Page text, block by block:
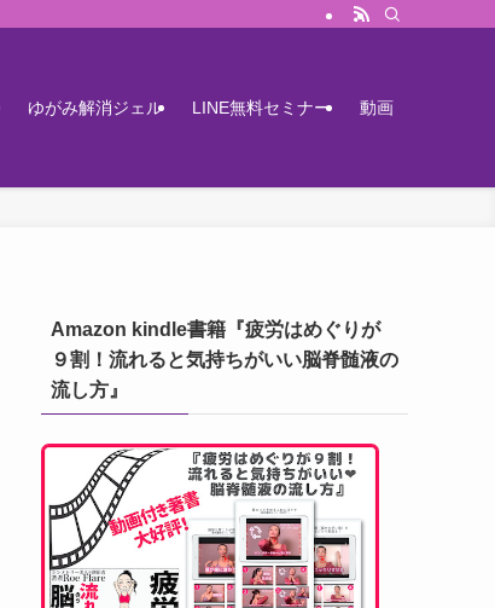
ゆがみ解消ジェル LINE無料セミナー 動画
Amazon kindle書籍『疲労はめぐりが
９割！流れると気持ちがいい脳脊髄液の
流し方』